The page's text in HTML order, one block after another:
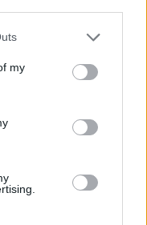
que algún
el derecho de
se aplicarán
en este sitio web o
my